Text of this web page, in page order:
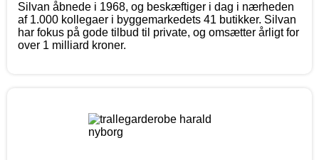
Silvan åbnede i 1968, og beskæftiger i dag i nærheden
af 1.000 kollegaer i byggemarkedets 41 butikker. Silvan
har fokus på gode tilbud til private, og omsætter årligt for
over 1 milliard kroner.